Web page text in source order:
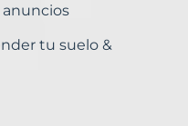
anuncios
tu suelo &